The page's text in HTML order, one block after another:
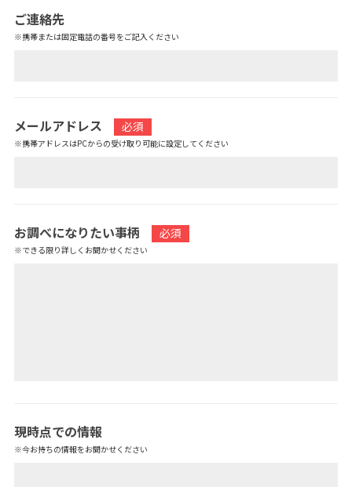
ご連絡先
※携帯または固定電話の番号をご記入ください
メールアドレス 必須
※携帯アドレスはPCからの受け取り可能に設定してください
お調べになりたい事柄 必須
※できる限り詳しくお聞かせください
現時点での情報
※今お持ちの情報をお聞かせください